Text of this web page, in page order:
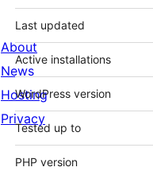
Last updated
Active installations
WordPress version
Tested up to
PHP version
About
News
Hosting
Privacy